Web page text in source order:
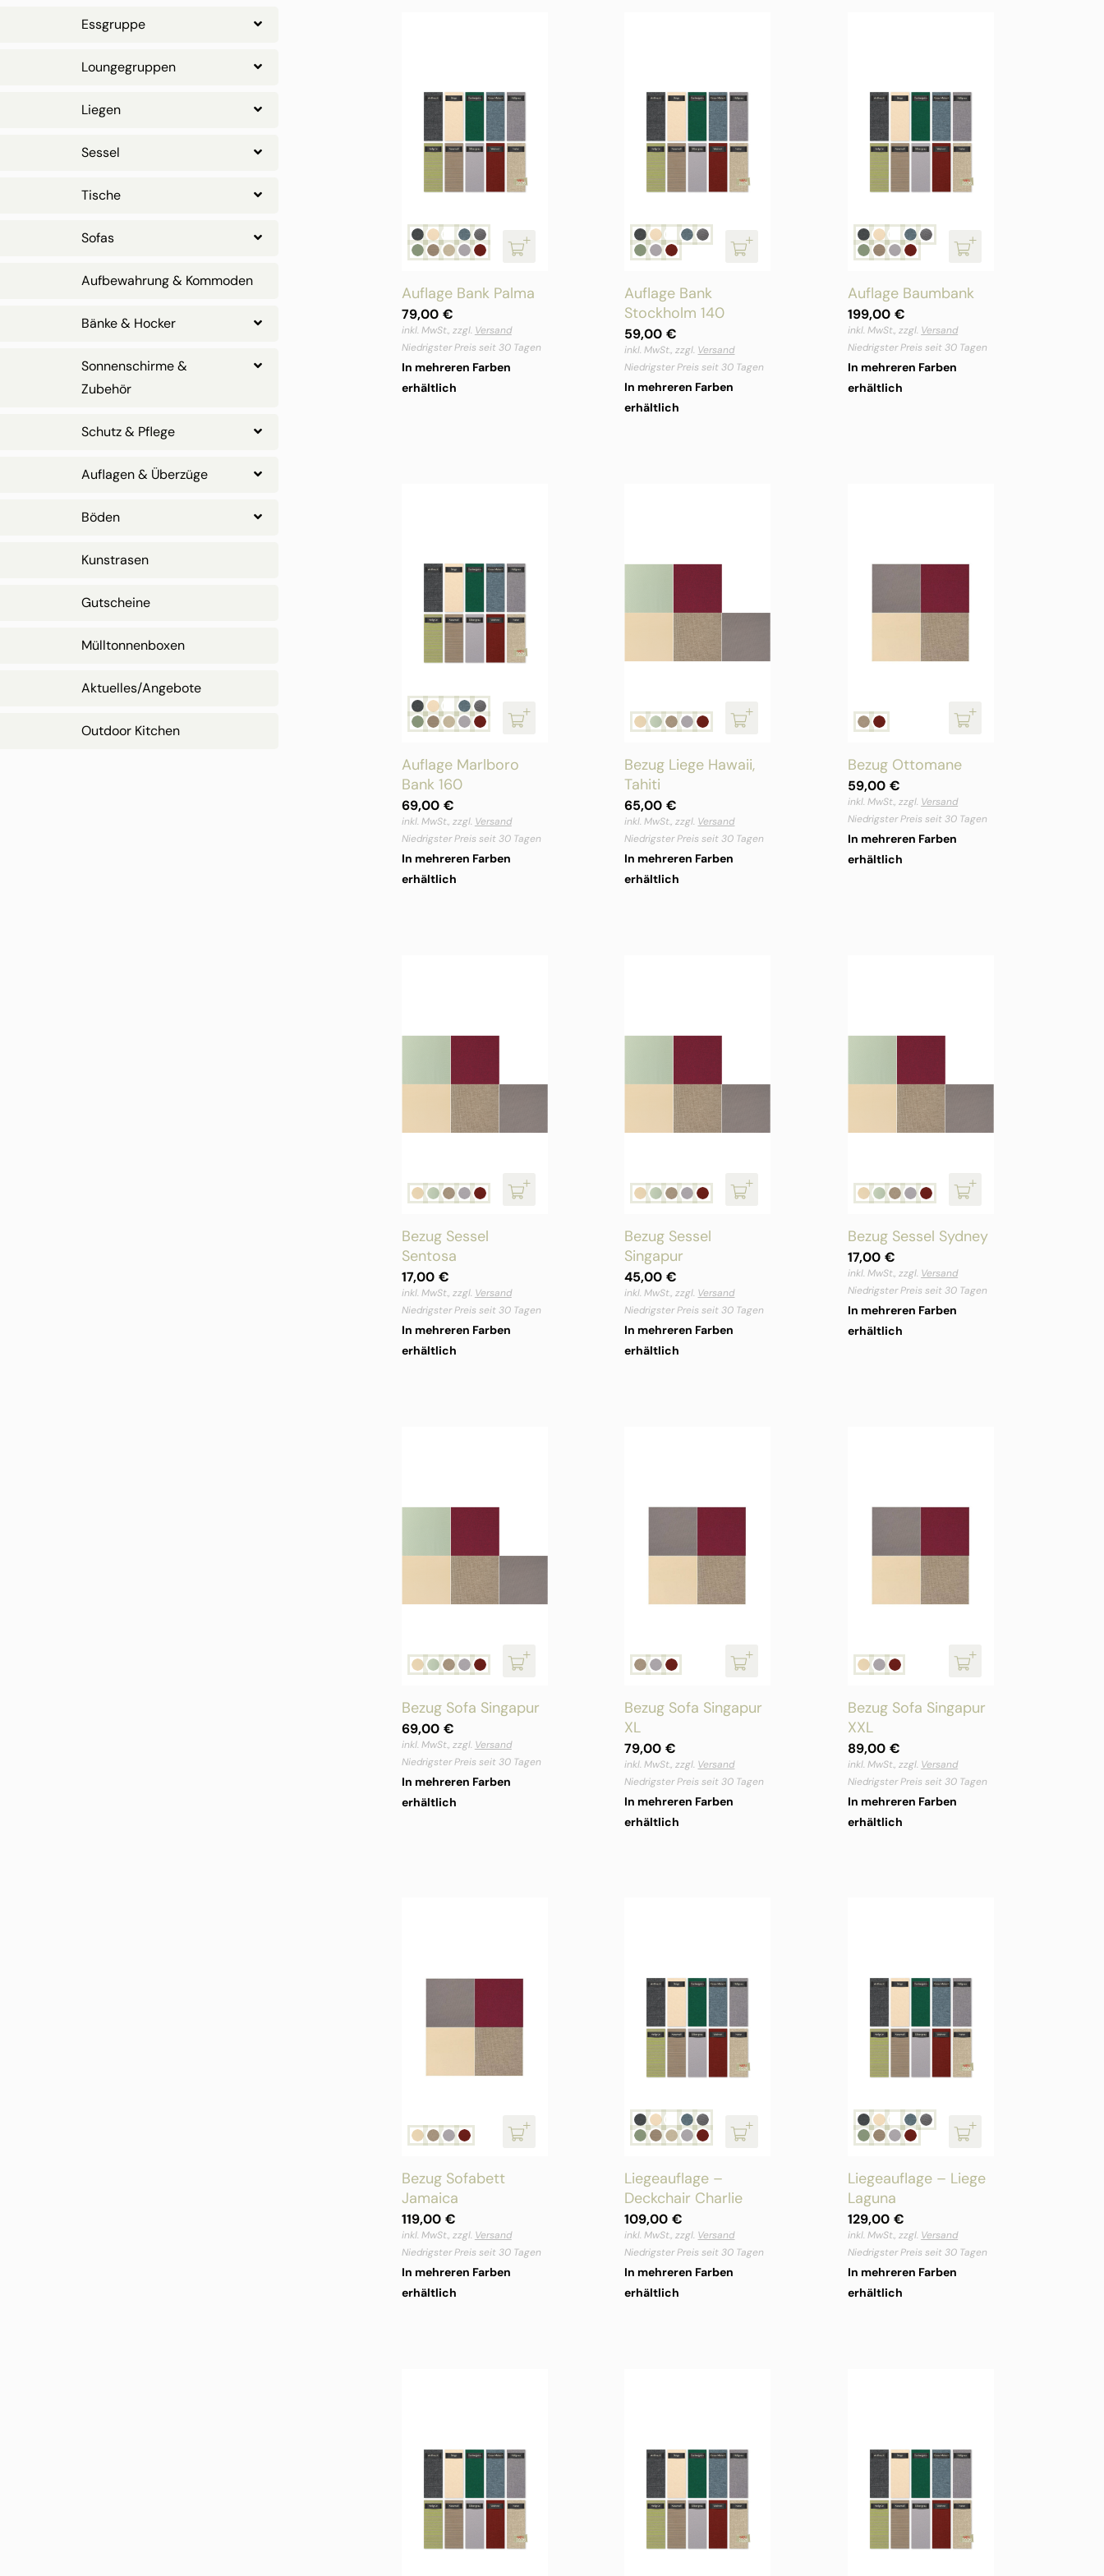
Essgruppe
Loungegruppen
Liegen
Sessel
Tische
Sofas
Aufbewahrung & Kommoden
Bänke & Hocker
Sonnenschirme &
Zubehör
Schutz & Pflege
Auflagen & Überzüge
Böden
Kunstrasen
Gutscheine
Mülltonnenboxen
Aktuelles/Angebote
Outdoor Kitchen
Auflage Bank Palma
79,00 €
inkl. MwSt., zzgl. Versand
Niedrigster Preis seit 30 Tagen
In mehreren Farben
erhältlich
Auflage Bank
Stockholm 140
59,00 €
inkl. MwSt., zzgl. Versand
Niedrigster Preis seit 30 Tagen
In mehreren Farben
erhältlich
Auflage Baumbank
199,00 €
inkl. MwSt., zzgl. Versand
Niedrigster Preis seit 30 Tagen
In mehreren Farben
erhältlich
Auflage Marlboro
Bank 160
69,00 €
inkl. MwSt., zzgl. Versand
Niedrigster Preis seit 30 Tagen
In mehreren Farben
erhältlich
Bezug Liege Hawaii,
Tahiti
65,00 €
inkl. MwSt., zzgl. Versand
Niedrigster Preis seit 30 Tagen
In mehreren Farben
erhältlich
Bezug Ottomane
59,00 €
inkl. MwSt., zzgl. Versand
Niedrigster Preis seit 30 Tagen
In mehreren Farben
erhältlich
Bezug Sessel
Sentosa
17,00 €
inkl. MwSt., zzgl. Versand
Niedrigster Preis seit 30 Tagen
In mehreren Farben
erhältlich
Bezug Sessel
Singapur
45,00 €
inkl. MwSt., zzgl. Versand
Niedrigster Preis seit 30 Tagen
In mehreren Farben
erhältlich
Bezug Sessel Sydney
17,00 €
inkl. MwSt., zzgl. Versand
Niedrigster Preis seit 30 Tagen
In mehreren Farben
erhältlich
Bezug Sofa Singapur
69,00 €
inkl. MwSt., zzgl. Versand
Niedrigster Preis seit 30 Tagen
In mehreren Farben
erhältlich
Bezug Sofa Singapur
XL
79,00 €
inkl. MwSt., zzgl. Versand
Niedrigster Preis seit 30 Tagen
In mehreren Farben
erhältlich
Bezug Sofa Singapur
XXL
89,00 €
inkl. MwSt., zzgl. Versand
Niedrigster Preis seit 30 Tagen
In mehreren Farben
erhältlich
Bezug Sofabett
Jamaica
119,00 €
inkl. MwSt., zzgl. Versand
Niedrigster Preis seit 30 Tagen
In mehreren Farben
erhältlich
Liegeauflage –
Deckchair Charlie
109,00 €
inkl. MwSt., zzgl. Versand
Niedrigster Preis seit 30 Tagen
In mehreren Farben
erhältlich
Liegeauflage – Liege
Laguna
129,00 €
inkl. MwSt., zzgl. Versand
Niedrigster Preis seit 30 Tagen
In mehreren Farben
erhältlich